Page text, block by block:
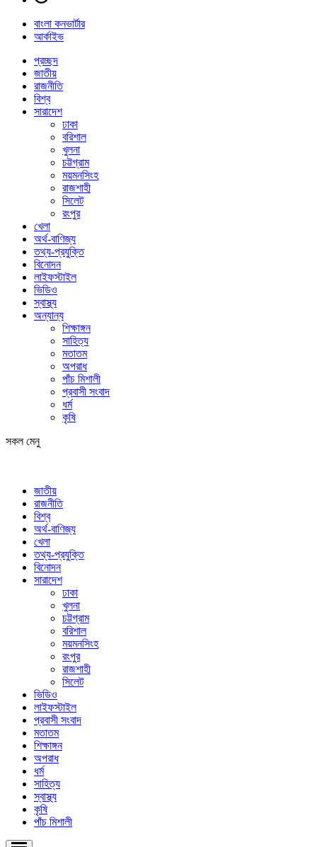
বাংলা কনভার্টার
আর্কাইভ
প্রচ্ছদ
জাতীয়
রাজনীতি
বিশ্ব
সারাদেশ
ঢাকা
বরিশাল
খুলনা
চট্টগ্রাম
ময়মনসিংহ
রাজশাহী
সিলেট
রংপুর
খেলা
অর্থ-বাণিজ্য
তথ্য-প্রযুক্তি
বিনোদন
লাইফস্টাইল
ভিডিও
স্বাস্থ্য
অন্যান্য
শিক্ষাঙ্গন
সাহিত্য
মতাতম
অপরাধ
পাঁচ মিশালী
প্রবাসী সংবাদ
ধর্ম
কৃষি
সকল মেনু
জাতীয়
রাজনীতি
বিশ্ব
অর্থ-বাণিজ্য
খেলা
তথ্য-প্রযুক্তি
বিনোদন
সারাদেশ
ঢাকা
খুলনা
চট্টগ্রাম
বরিশাল
ময়মনসিংহ
রংপুর
রাজশাহী
সিলেট
ভিডিও
লাইফস্টাইল
প্রবাসী সংবাদ
মতাতম
শিক্ষাঙ্গন
অপরাধ
ধর্ম
সাহিত্য
স্বাস্থ্য
কৃষি
পাঁচ মিশালী